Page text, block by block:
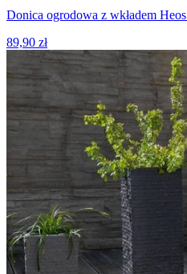
Donica ogrodowa z wkładem
89,90 zł